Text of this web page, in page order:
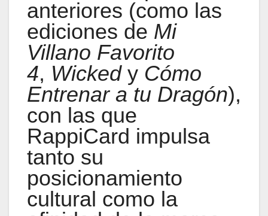
anteriores (como las
ediciones de Mi
Villano Favorito
4, Wicked y Cómo
Entrenar a tu Dragón),
con las que
RappiCard impulsa
tanto su
posicionamiento
cultural como la